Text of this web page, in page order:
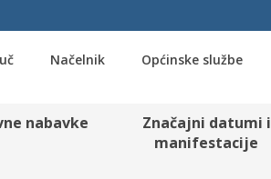
Načelnik Općinske službe
nabavke
Značajni datumi i
manifestacije